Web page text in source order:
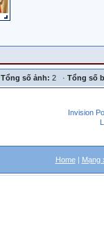
Tổng số ảnh: 2 · Tổng số
Invision
Home| Mạng